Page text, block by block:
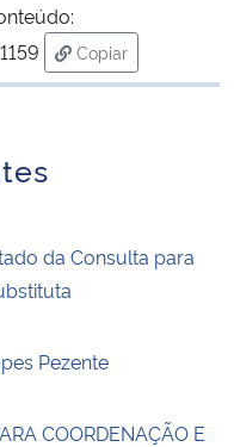
Copiar
para área de
da Consulta para
Pezente
COORDENAÇÃO E